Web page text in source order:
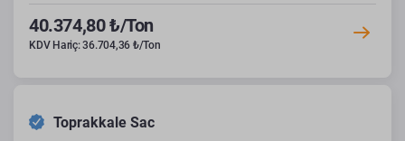
40.374,80 ₺/Ton
KDV Hariç: 36.704,36 ₺/Ton
Toprakkale Sac